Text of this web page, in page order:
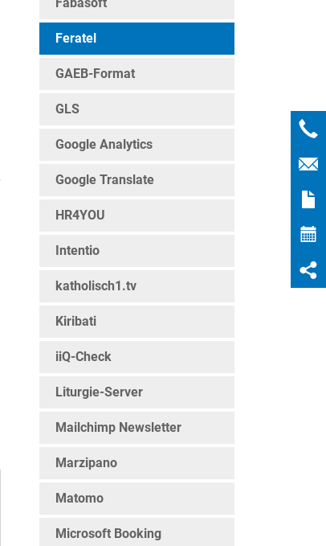
Feratel
GAEB-Format
GLS
Google Analytics
Google Translate
HR4YOU
Intentio
katholisch1.tv
Kiribati
iiQ-Check
Liturgie-Server
Mailchimp Newsletter
Marzipano
Matomo
Microsoft Booking